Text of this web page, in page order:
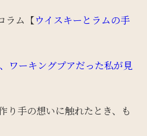
ラム【ウイスキーとラムの手
ワーキングプアだった私が見
り手の想いに触れたとき、も